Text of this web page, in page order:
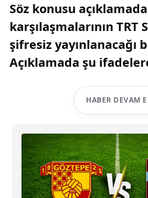
Söz konusu
karşılaşmalarının TRT
şifresiz yayınlanacağı
Açıklamada şu
HABER DEVAM